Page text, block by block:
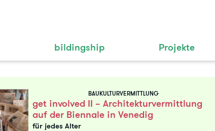
bildingship Projekte
BAUKULTURVERMITTLUNG
get involved II – Architekturvermittlung
auf der Biennale in Venedig
für jedes Alter